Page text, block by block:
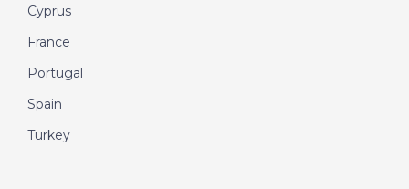
Cyprus
France
Portugal
Spain
Turkey